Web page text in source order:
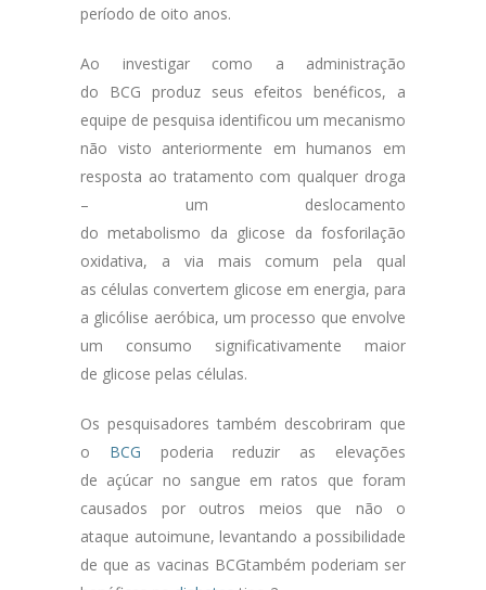
período de oito anos.
Ao investigar como a administração
do BCG produz seus efeitos benéficos, a
equipe de pesquisa identificou um mecanismo
não visto anteriormente em humanos em
resposta ao tratamento com qualquer droga
– um deslocamento
do metabolismo da glicose da fosforilação
oxidativa, a via mais comum pela qual
as células convertem glicose em energia, para
a glicólise aeróbica, um processo que envolve
um consumo significativamente maior
de glicose pelas células.
Os pesquisadores também descobriram que
o BCG poderia reduzir as elevações
de açúcar no sangue em ratos que foram
causados por outros meios que não o
ataque autoimune, levantando a possibilidade
de que as vacinas BCGtambém poderiam ser